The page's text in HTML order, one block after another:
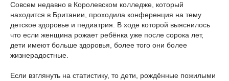
Совсем недавно в Королевском колледже, который
находится в Британии, проходила конференция на тему
детское здоровье и педиатрия. В ходе которой выяснилось
что если женщина рожает ребёнка уже после сорока лет,
дети имеют больше здоровья, более того они более
жизнерадостные.
Если взглянуть на статистику, то дети, рождённые пожилыми